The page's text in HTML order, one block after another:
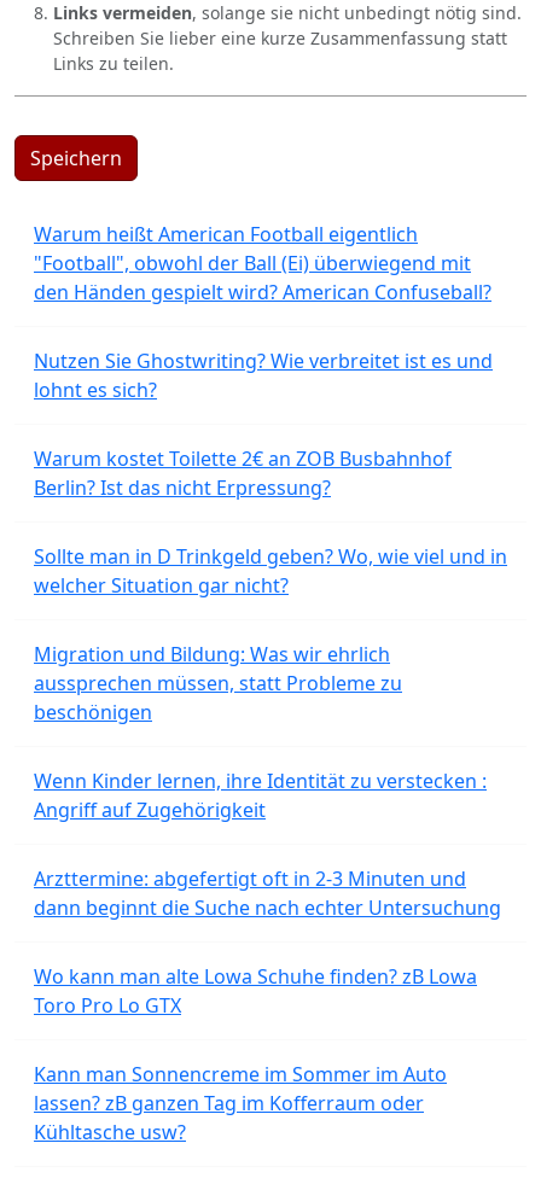
Links vermeiden, solange sie nicht unbedingt nötig sind.
Schreiben Sie lieber eine kurze Zusammenfassung statt
Links zu teilen.
Speichern
Warum heißt American Football eigentlich
"Football", obwohl der Ball (Ei) überwiegend mit
den Händen gespielt wird? American Confuseball?
Nutzen Sie Ghostwriting? Wie verbreitet ist es und
lohnt es sich?
Warum kostet Toilette 2€ an ZOB Busbahnhof
Berlin? Ist das nicht Erpressung?
Sollte man in D Trinkgeld geben? Wo, wie viel und in
welcher Situation gar nicht?
Migration und Bildung: Was wir ehrlich
aussprechen müssen, statt Probleme zu
beschönigen
Wenn Kinder lernen, ihre Identität zu verstecken :
Angriff auf Zugehörigkeit
Arzttermine: abgefertigt oft in 2-3 Minuten und
dann beginnt die Suche nach echter Untersuchung
Wo kann man alte Lowa Schuhe finden? zB Lowa
Toro Pro Lo GTX
Kann man Sonnencreme im Sommer im Auto
lassen? zB ganzen Tag im Kofferraum oder
Kühltasche usw?